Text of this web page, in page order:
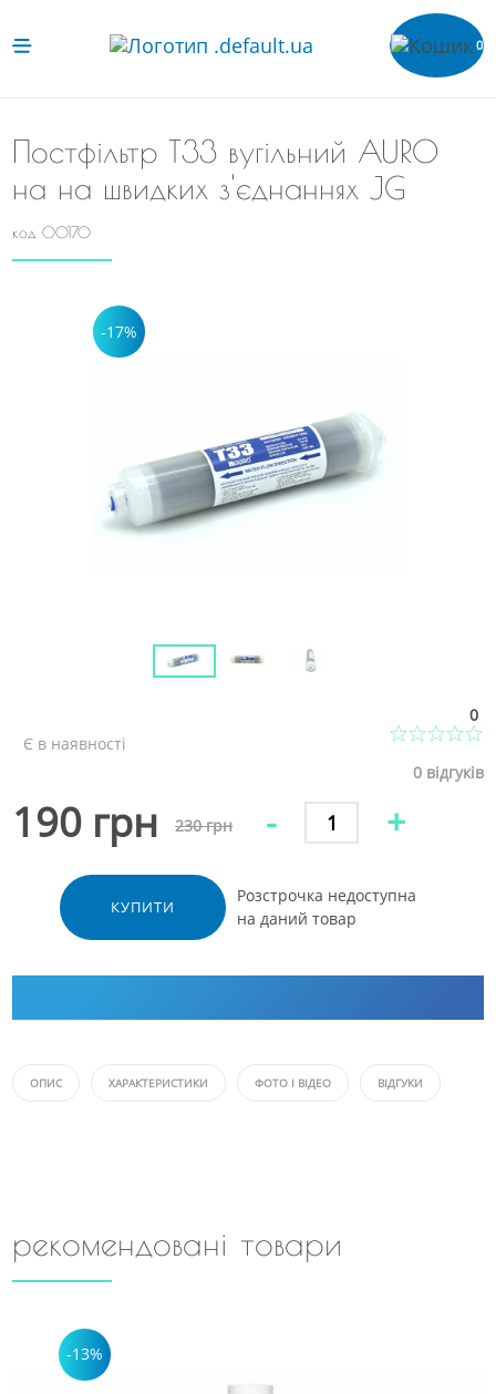
0
Постфільтр Т33 вугільний AURO
на на швидких з'єднаннях JG
код 00170
-17%
Є в наявності
0
0відгуків
230 грн
190 грн - +
КУПИТИ
Розстрочка недоступна
на даний товар
ОПИС ХАРАКТЕРИСТИКИ ФОТО І ВІДЕО ВІДГУКИ
рекомендовані товари
-13%